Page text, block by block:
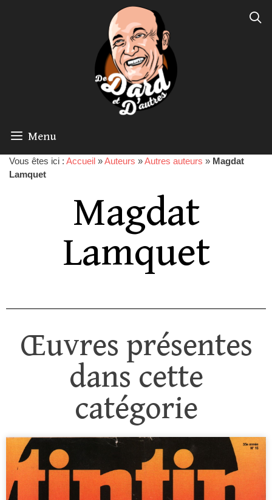
Menu
Vous êtes ici : Accueil »Auteurs »Autres auteurs » Magdat
Lamquet
Magdat
Lamquet
Œuvres présentes
dans cette
catégorie